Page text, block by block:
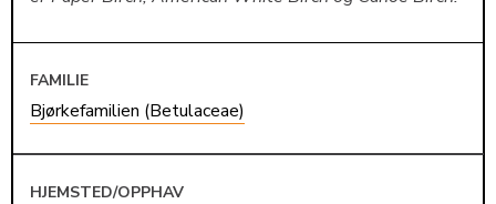
FAMILIE
Bjørkefamilien (Betulaceae)
HJEMSTED/OPPHAV